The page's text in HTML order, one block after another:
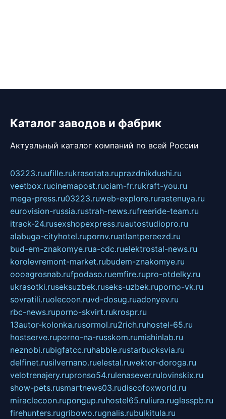
Каталог заводов и фабрик
Актуальный каталог компаний по всей России
03223.ruufille.rukrasotata.ruprazdnikdushi.ru
veetbox.rucinemapost.ruciam-fr.rukraft-you.ru
mega-press.ru03223.ruweb-explore.rurastenuya.ru
eurovision-russia.rustrah-news.rufreeride-team.ru
itrack-24.rusexshopexpress.ruautostudiopro.ru
alabuga-cityhotel.rupornv.ruatlantpereezd.ru
bud-em-znakomye.rua-cdc.ruelektrostal-news.ru
korolevremont-market.rubudem-znakomye.ru
oooagrosnab.rufpodaso.ruemfire.rupro-otdelky.ru
ukrasotki.ruseksuzbek.ruseks-uzbek.ruporno-vk.ru
sovratili.ruolecoon.ruvd-dosug.ruadonyev.ru
rbc-news.ruporno-skvirt.rukrospr.ru
13autor-kolonka.rusormol.ru2rich.ruhostel-65.ru
hostserve.ruporno-na-russkom.rumishinlab.ru
neznobi.rubigfatcc.ruhabble.rustarbucksvia.ru
delfinet.rusilvernano.ruelestal.ruvektor-doroga.ru
velotrenajery.rupronso54.rulenasever.rulovinskix.ru
show-pets.rusmartnews03.rudiscofoxworld.ru
miraclecoon.rupongup.ruhostel65.ruliura.ruglasspb.ru
firehunters.rugribowo.rugnalis.rubulkitula.ru